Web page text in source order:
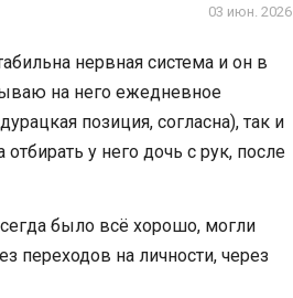
03 июн. 2026
нервная система и он в
на него ежедневное
позиция, согласна), так и
у него дочь с рук, после
было всё хорошо, могли
переходов на личности, через